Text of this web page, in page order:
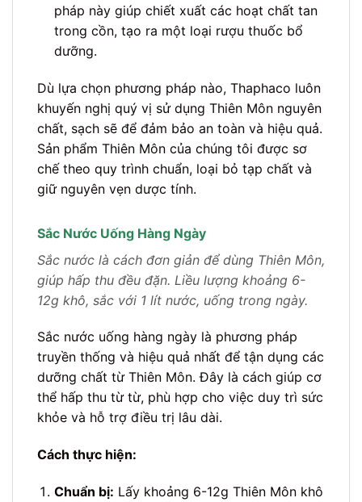
pháp này giúp chiết xuất các hoạt chất tan
trong cồn, tạo ra một loại rượu thuốc bổ
dưỡng.
Dù lựa chọn phương pháp nào, Thaphaco luôn
khuyến nghị quý vị sử dụng Thiên Môn nguyên
chất, sạch sẽ để đảm bảo an toàn và hiệu quả.
Sản phẩm Thiên Môn của chúng tôi được sơ
chế theo quy trình chuẩn, loại bỏ tạp chất và
giữ nguyên vẹn dược tính.
Sắc Nước Uống Hàng Ngày
Sắc nước là cách đơn giản để dùng Thiên Môn,
giúp hấp thu đều đặn. Liều lượng khoảng 6-
12g khô, sắc với 1 lít nước, uống trong ngày.
Sắc nước uống hàng ngày là phương pháp
truyền thống và hiệu quả nhất để tận dụng các
dưỡng chất từ Thiên Môn. Đây là cách giúp cơ
thể hấp thu từ từ, phù hợp cho việc duy trì sức
khỏe và hỗ trợ điều trị lâu dài.
Cách thực hiện:
Chuẩn bị: Lấy khoảng 6-12g Thiên Môn khô